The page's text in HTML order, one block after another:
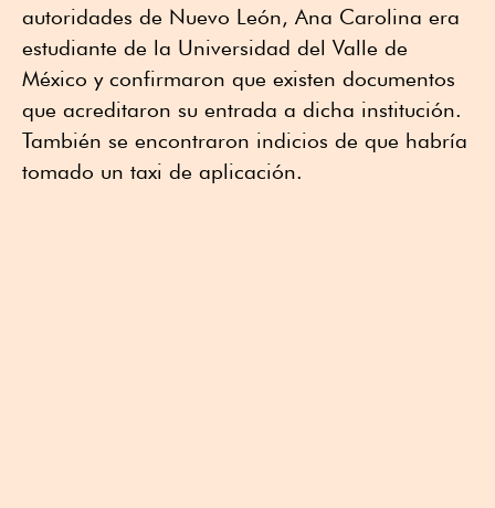
autoridades de Nuevo León, Ana Carolina era
estudiante de la Universidad del Valle de
México y confirmaron que existen documentos
que acreditaron su entrada a dicha institución.
También se encontraron indicios de que habría
tomado un taxi de aplicación.